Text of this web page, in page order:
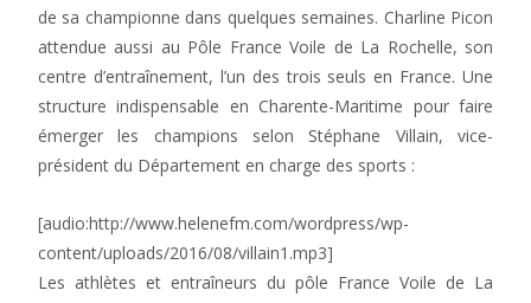
de sa championne dans quelques semaines. Charline Picon
attendue aussi au Pôle France Voile de La Rochelle, son
centre d’entraînement, l’un des trois seuls en France. Une
structure indispensable en Charente-Maritime pour faire
émerger les champions selon Stéphane Villain, vice-
président du Département en charge des sports :
[audio:http://www.helenefm.com/wordpress/wp-
content/uploads/2016/08/villain1.mp3]
Les athlètes et entraîneurs du pôle France Voile de La